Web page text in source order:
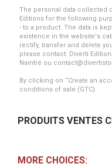
The personal data collected
Editions for the following
- to a product. The data is
existence in the website's
rectify, transfer and delete
please contact: Diverti
Naintré ou
By clicking on “Create an
conditions of sale (GTC).
PRODUITS VENTES
MORE CHOICES: